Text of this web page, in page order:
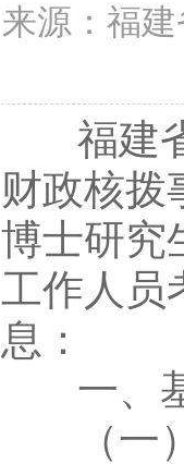
来源：福
福建省
财政核拨
博士研究
工作人员
息：
一、
（一）